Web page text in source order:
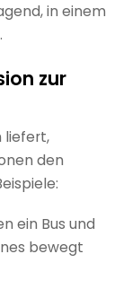
in einem
zur
liefert,
den
ein Bus und
bewegt